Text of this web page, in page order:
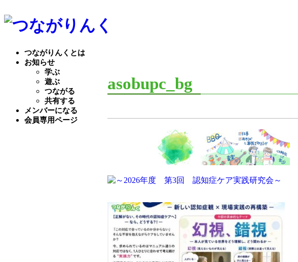
つながりんくとは
お知らせ
学ぶ
遊ぶ
つながる
共有する
メンバーになる
会員専用ページ
asobupc_bg